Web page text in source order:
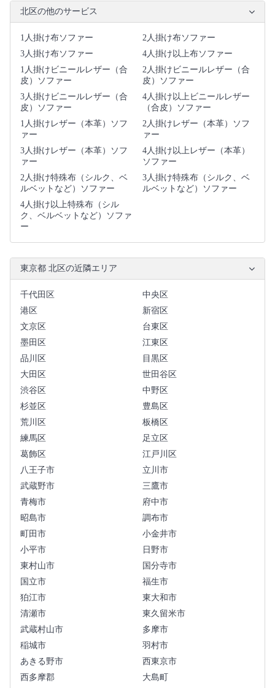
北区の他のサービス
1人掛け布ソファー
2人掛け布ソファー
3人掛け布ソファー
4人掛け以上布ソファー
1人掛けビニールレザー（合
皮）ソファー
2人掛けビニールレザー（合
皮）ソファー
3人掛けビニールレザー（合
皮）ソファー
4人掛け以上ビニールレザー
（合皮）ソファー
1人掛けレザー（本革）ソフ
ァー
2人掛けレザー（本革）ソフ
ァー
3人掛けレザー（本革）ソフ
ァー
4人掛け以上レザー（本革）
ソファー
2人掛け特殊布（シルク、ベ
ルベットなど）ソファー
3人掛け特殊布（シルク、ベ
ルベットなど）ソファー
4人掛け以上特殊布（シル
ク、ベルベットなど）ソファ
ー
東京都 北区の近隣エリア
千代田区
中央区
港区
新宿区
文京区
台東区
墨田区
江東区
品川区
目黒区
大田区
世田谷区
渋谷区
中野区
杉並区
豊島区
荒川区
板橋区
練馬区
足立区
葛飾区
江戸川区
八王子市
立川市
武蔵野市
三鷹市
青梅市
府中市
昭島市
調布市
町田市
小金井市
小平市
日野市
東村山市
国分寺市
国立市
福生市
狛江市
東大和市
清瀬市
東久留米市
武蔵村山市
多摩市
稲城市
羽村市
あきる野市
西東京市
西多摩郡
大島町